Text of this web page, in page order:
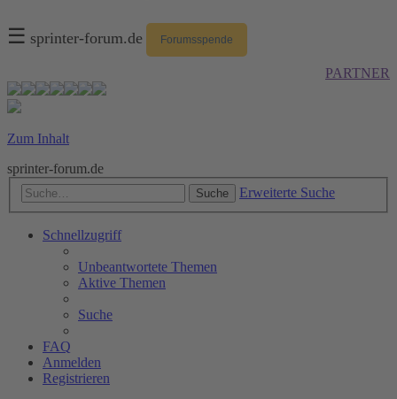
☰ sprinter-forum.de Forumsspende
PARTNER
Zum Inhalt
sprinter-forum.de
Suche Erweiterte Suche
Schnellzugriff
Unbeantwortete Themen
Aktive Themen
Suche
FAQ
Anmelden
Registrieren